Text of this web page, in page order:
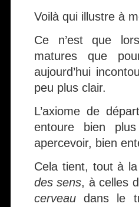
Voilà qui illustre à
Ce n’est que
matures que
aujourd’hui
peu plus clair.
L’axiome de
entoure bien
apercevoir, bien
Cela tient, tout à
des sens, à celles
cerveau dans le